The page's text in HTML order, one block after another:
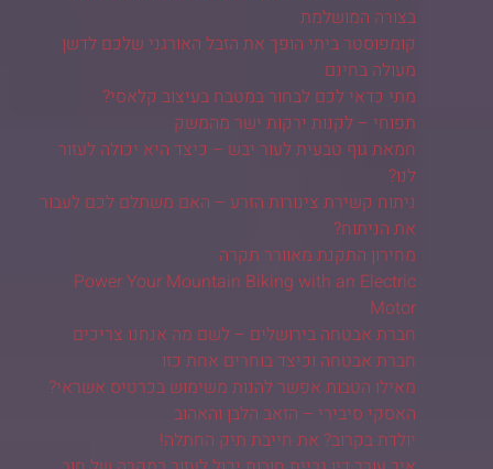
בצורה המושלמת
קומפוסטר ביתי הופך את הזבל האורגני שלכם לדשן
מעולה בחינם
מתי כדאי לכם לבחור במטבח בעיצוב קלאסי?
תפוחי – לקנות ירקות ישר מהמשק
חמאת גוף טבעית לעור יבש – כיצד היא יכולה לעזור
לנו?
ניתוח קשירת צינורות הזרע – האם משתלם לכם לעבור
את הניתוח?
מחירון התקנת מאוורר תקרה
Power Your Mountain Biking with an Electric
Motor
חברת אבטחה בירושלים – לשם מה אנחנו צריכים
חברת אבטחה וכיצד בוחרים אחת כזו
מאילו הטבות אפשר להנות משימוש בכרטיס אשראי?
האסקי סיבירי – הזאב הלבן והאהוב
יולדת בקרוב? את חייבת תיק החתלה!